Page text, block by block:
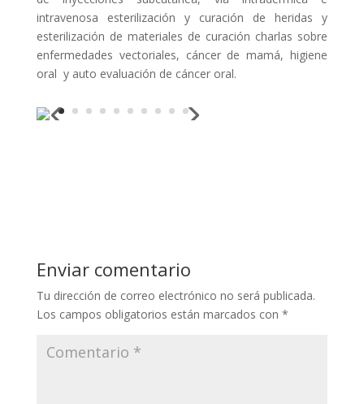
intravenosa esterilización y curación de heridas y
esterilización de materiales de curación charlas sobre
enfermedades vectoriales, cáncer de mamá, higiene
oral y auto evaluación de cáncer oral.
Enviar comentario